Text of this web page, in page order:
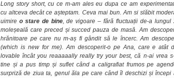
Long story short, cu ce m-am ales eu dupa ce am
cu altceva decât ce așteptam. Ceva mai bun. Am si slăbit
uimire o stare de bine, de vigoare – fără fluctuații de-a
moleșeală care preced și succed pauza de masă. Am
hrănitoare pe care nu m-aș fi gândit să le încerc. Am
(which is new for me). Am descoperit-o pe Ana, care e atât
lovable încât you reaaaaally really try your best, că n-ai vrea
tine și a pus timp și suflet când a caligrafiat frumos pe
surpriză de ziua ta, genul ăla pe care când îl deschizi și